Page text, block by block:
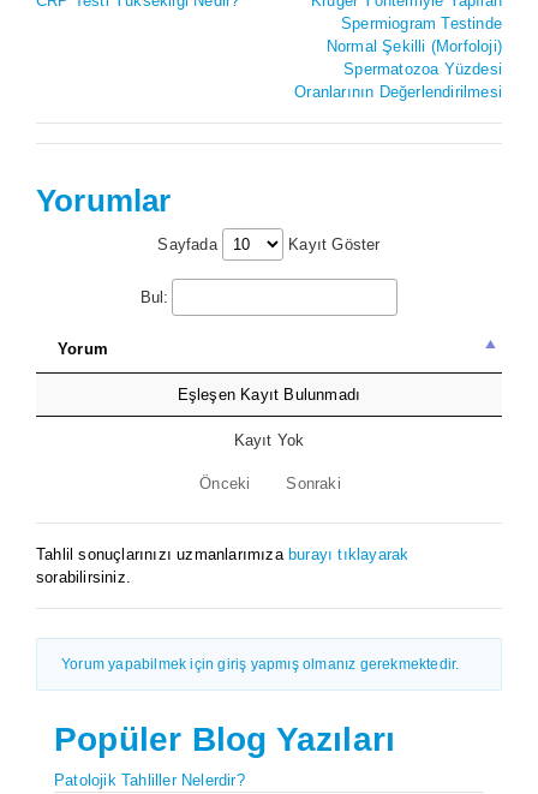
Spermiogram Testinde
Normal Şekilli (Morfoloji)
Spermatozoa Yüzdesi
Oranlarının Değerlendirilmesi
Yorumlar
Sayfada Kayıt Göster
Bul:
Yorum
Eşleşen Kayıt Bulunmadı
Kayıt Yok
Önceki Sonraki
Tahlil sonuçlarınızı uzmanlarımıza burayı tıklayarak
sorabilirsiniz.
Yorum yapabilmek için giriş yapmış olmanız gerekmektedir.
Popüler Blog Yazıları
Patolojik Tahliller Nelerdir?